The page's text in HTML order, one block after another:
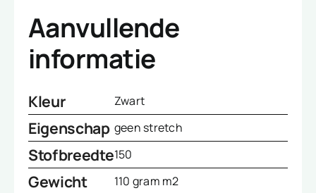
Aanvullende
informatie
Kleur Zwart
Eigenschap geen stretch
Stofbreedte150
Gewicht 110 gram m2